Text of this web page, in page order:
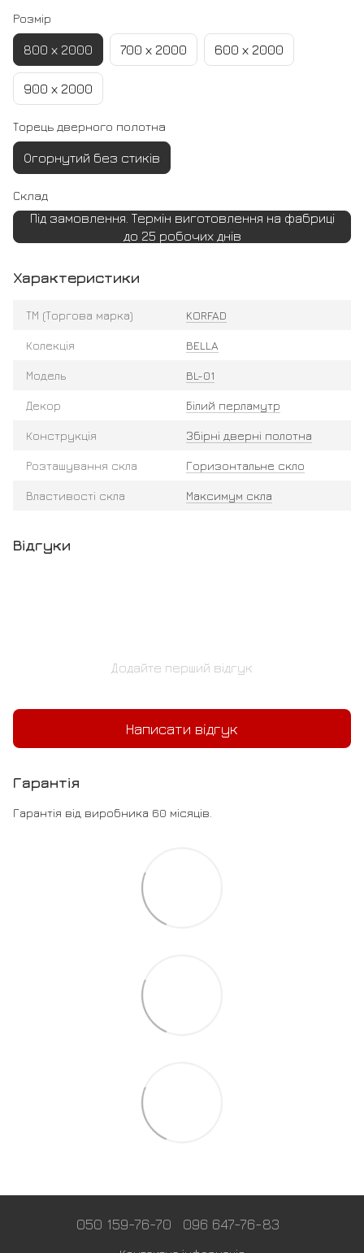
Розмір
800 х 2000 700 х 2000 600 х 2000
900 х 2000
Торець дверного полотна
Огорнутий без стиків
Склад
Під замовлення. Термін виготовлення на фабриці
до 25 робочих днів
Характеристики
ТМ (Торгова марка) KORFAD
Колекція BELLA
Модель BL-01
Декор Білий перламутр
Конструкція Збірні дверні полотна
Розташування скла Горизонтальне скло
Властивості скла Максимум скла
Відгуки
Додайте перший відгук
Написати відгук
Гарантія
Гарантія від виробника 60 місяців.
050 159-76-70 096 647-76-83